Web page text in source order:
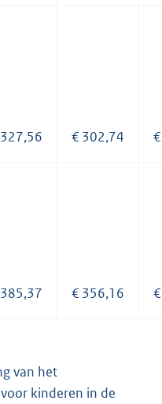
€ 302,74
€ 356,16
van het
kinderen in de